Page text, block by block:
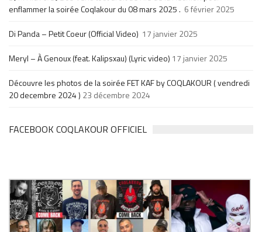
enflammer la soirée Coqlakour du 08 mars 2025 . 6 février 2025
Di Panda – Petit Coeur (Official Video) 17 janvier 2025
Meryl – À Genoux (feat. Kalipsxau) (Lyric video) 17 janvier 2025
Découvre les photos de la soirée FET KAF by COQLAKOUR ( vendredi
20 decembre 2024 ) 23 décembre 2024
FACEBOOK COQLAKOUR OFFICIEL